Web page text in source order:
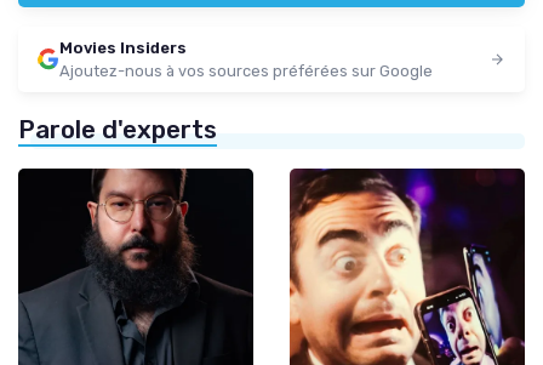
Movies Insiders
Ajoutez-nous à vos sources préférées sur Google
Parole d'experts